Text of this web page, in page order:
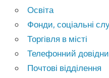
Освіта
Фонди, соціальні
Торгівля в місті
Телефонний
Почтові відділення